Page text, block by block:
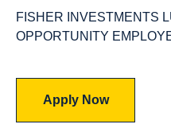
FISHER INVESTMENTS
OPPORTUNITY
Apply Now